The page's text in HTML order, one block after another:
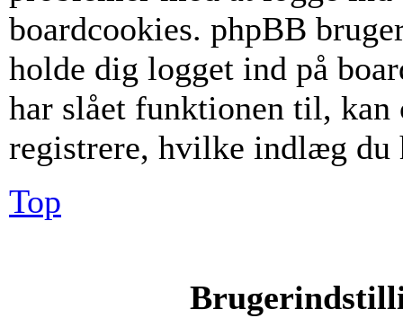
boardcookies. phpBB
holde dig logget ind på
har slået funktionen til, kan
registrere, hvilke indlæg du
Top